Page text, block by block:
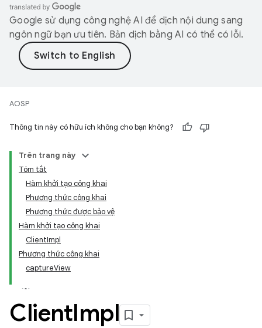
Google sử dụng công nghệ AI để dịch nội dung sang
ngôn ngữ bạn ưu tiên. Bản dịch bằng AI có thể có lỗi.
AOSP
Thông tin này có hữu ích không cho bạn không?
Trên trang này
Tóm tắt
Hàm khởi tạo công khai
Phương thức công khai
Phương thức được bảo vệ
Hàm khởi tạo công khai
ClientImpl
Phương thức công khai
captureView
ClientImpl